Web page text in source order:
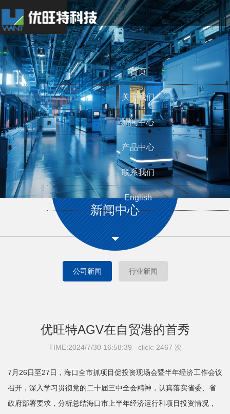
首页
关于我们
新闻中心
产品中心
联系我们
English
新闻中心
公司新闻 行业新闻
优旺特AGV在自贸港的首秀
TIME:2024/7/30 16:58:39 click: 2467 次
7月26日至27日，海口全市抓项目促投资现场会暨半年经济工作会议
召开，深入学习贯彻党的二十届三中全会精神，认真落实省委、省
政府部署要求，分析总结海口市上半年经济运行和项目投资情况，